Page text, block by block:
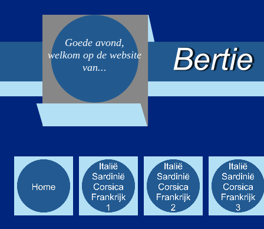
Goede avond,
welkom op de website
van...